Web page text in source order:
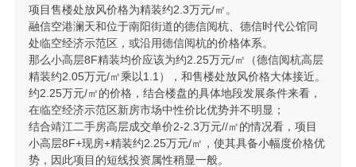
项目售楼处放风价格为精装约2.3万元/㎡。
融信空港澜天和位于南阳街道的德信阅杭、德信时代公馆同
处临空经济示范区，或沿用德信阅杭的价格体系。
那么小高层8F精装均价应该为约2.25万元/㎡（德信阅杭高层
精装约2.05万元/㎡乘以1.1），和售楼处放风价格大体接近。
约2.25万元/㎡的价格，结合楼盘的具体地段发展条件来看，
在临空经济示范区新房市场中性价比优势并不明显；
结合靖江二手房高层成交单价2-2.3万元//㎡的情况看，项目
小高层8F+现房+精装约2.25万元/㎡，使其具备小幅度价格优
势，因此项目的短线投资属性稍显一般。